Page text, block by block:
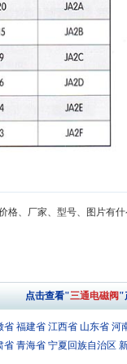
格、厂家、型号、图片有什
点击查看"三通电磁阀 "
省 福建省 江西省 山东省 河
省 青海省 宁夏回族自治区